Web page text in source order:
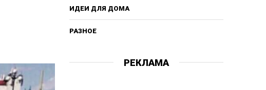
ИДЕИ ДЛЯ ДОМА
РАЗНОЕ
РЕКЛАМА